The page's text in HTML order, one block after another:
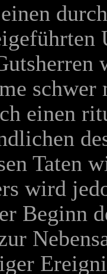
einen
Taten
wird
Beginn